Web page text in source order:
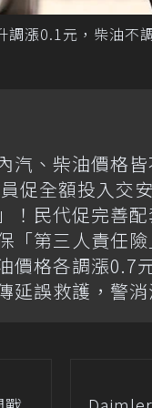
漲0.1元，柴油不
汽、柴油價格
促全額投入交
！民代促完善
「第三人責任
價格各調漲0.7
延誤救護，警